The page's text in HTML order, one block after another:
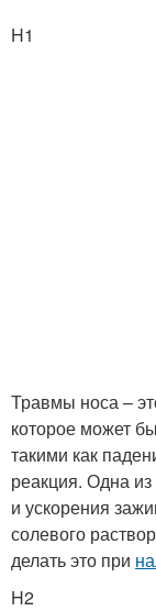
H1
Травмы носа –
которое может
такими как
реакция. Одна
и ускорения
солевого
делать это при
H2